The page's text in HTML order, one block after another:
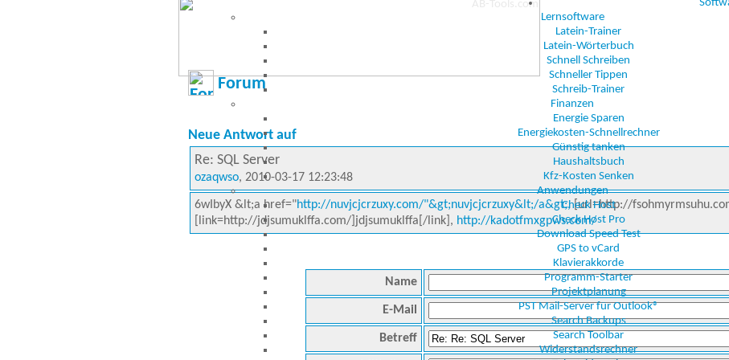
Lernsoftware
Latein-Trainer
Latein-Wörterbuch
Schnell Schreiben
Schneller Tippen
Schreib-Trainer
Finanzen
Energie Sparen
Energiekosten-Schnellrechner
Günstig tanken
Haushaltsbuch
Kfz-Kosten Senken
Anwendungen
Check Host
Check Host Pro
Download Speed Test
GPS to vCard
Klavierakkorde
Programm-Starter
Projektplanung
PST Mail-Server für Outlook®
Search Backups
Search Toolbar
Widerstandsrechner
Forum
Neue Antwort auf
Re: SQL Server
ozaqwso, 2010-03-17 12:23:48
6wIbyX &lt;a href="http://nuvjcjcrzuxy.com/"&gt;nuvjcjcrzuxy&lt;/a&gt;,[url=http://
[link=http://jdjsumuklffa.com/]jdjsumuklffa[/link], http://kadotfmxgpws.com/
Name
E-Mail
Betreff